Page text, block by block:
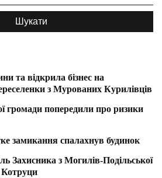
та відкрила бізнес на
з Мурованих Курилівців
громади попередили про ризики
замикання спалахнув будинок
Захисника з Могилів-Подільської